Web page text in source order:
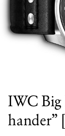
IWC Big
hander”